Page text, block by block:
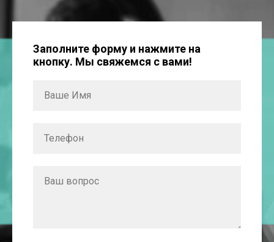
Заполните форму и нажмите на
кнопку. Мы свяжемся с вами!
Ваше Имя
Телефон
Ваш вопрос